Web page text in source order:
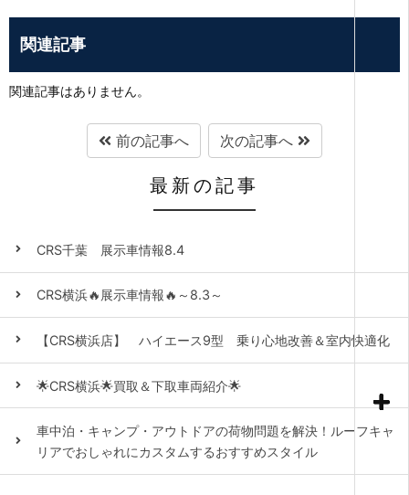
関連記事
関連記事はありません。
前の記事へ 次の記事へ
最新の記事
CRS千葉 展示車情報8.4
CRS横浜🔥展示車情報🔥～8.3～
【CRS横浜店】 ハイエース9型 乗り心地改善＆室内快適化
🌟CRS横浜🌟買取＆下取車両紹介🌟
車中泊・キャンプ・アウトドアの荷物問題を解決！ルーフキャ
リアでおしゃれにカスタムするおすすめスタイル